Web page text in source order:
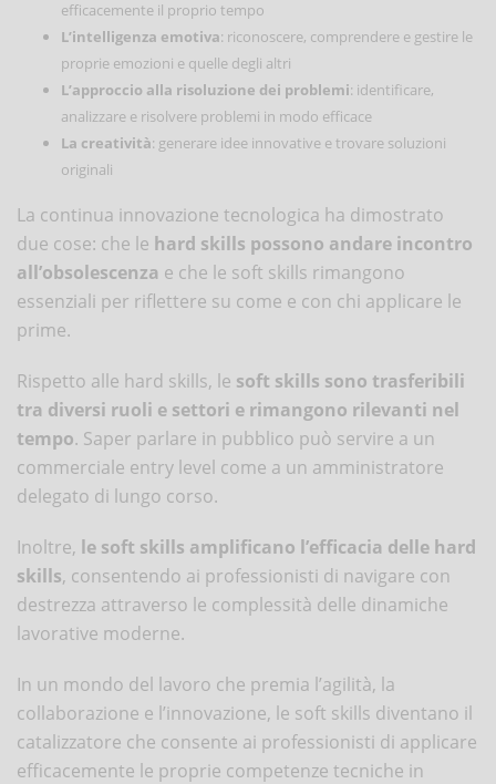
efficacemente il proprio tempo
L’intelligenza emotiva: riconoscere, comprendere e gestire le
proprie emozioni e quelle degli altri
L’approccio alla risoluzione dei problemi: identificare,
analizzare e risolvere problemi in modo efficace
La creatività: generare idee innovative e trovare soluzioni
originali
La continua innovazione tecnologica ha dimostrato
due cose: che le hard skills possono andare incontro
all’obsolescenza e che le soft skills rimangono
essenziali per riflettere su come e con chi applicare le
prime.
Rispetto alle hard skills, le soft skills sono trasferibili
tra diversi ruoli e settori e rimangono rilevanti nel
tempo. Saper parlare in pubblico può servire a un
commerciale entry level come a un amministratore
delegato di lungo corso.
Inoltre, le soft skills amplificano l’efficacia delle hard
skills, consentendo ai professionisti di navigare con
destrezza attraverso le complessità delle dinamiche
lavorative moderne.
In un mondo del lavoro che premia l’agilità, la
collaborazione e l’innovazione, le soft skills diventano il
catalizzatore che consente ai professionisti di applicare
efficacemente le proprie competenze tecniche in